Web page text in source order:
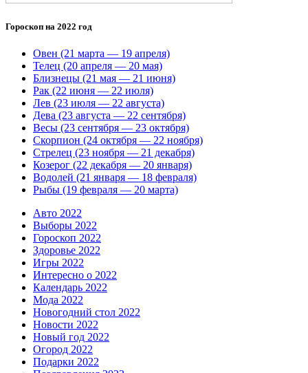
Гороскоп на 2022 год
Овен (21 марта — 19 апреля)
Телец (20 апреля — 20 мая)
Близнецы (21 мая — 21 июня)
Рак (22 июня — 22 июля)
Лев (23 июля — 22 августа)
Дева (23 августа — 22 сентября)
Весы (23 сентября — 23 октября)
Скорпион (24 октября — 22 ноября)
Стрелец (23 ноября — 21 декабря)
Козерог (22 декабря — 20 января)
Водолей (21 января — 18 февраля)
Рыбы (19 февраля — 20 марта)
Авто 2022
Выборы 2022
Гороскоп 2022
Здоровье 2022
Игры 2022
Интересно о 2022
Календарь 2022
Мода 2022
Новогодний стол 2022
Новости 2022
Новый год 2022
Огород 2022
Подарки 2022